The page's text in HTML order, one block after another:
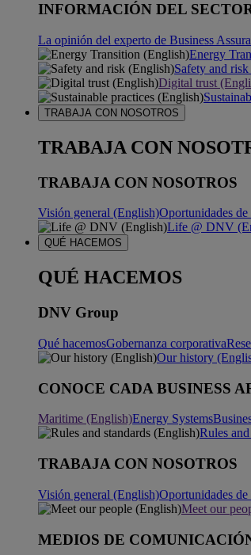
INFORMACIÓN DEL
La opinión del experto de Business
Energy
Safety and
Digital trust
TRABAJA CON NOSOTROS
TRABAJA CON
TRABAJA CON NOSOTROS
Visión general (English)Oportunidades
Life @ DNV
QUÉ HACEMOS
QUÉ HACEMOS
DNV Group
Qué hacemosGobernanza corporativa
Our history
CONOCE CADA BUSINESS
Maritime (English)Energy Systems
Rules
TRABAJA CON NOSOTROS
Visión general (English)Oportunidades
Meet our
MEDIOS DE